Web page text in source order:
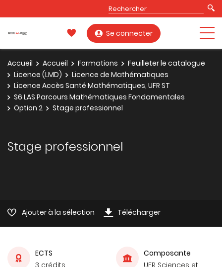
Se connecter
Accueil Accueil Formations
Feuilleter le catalogue
Licence (LMD)
Licence de Mathématiques
Licence Accès Santé Mathématiques, UFR ST
S6 LAS Parcours Mathématiques Fondamentales
Option 2
Stage professionnel
Stage professionnel
Ajouter à la sélection Télécharger
ECTS
3 crédits
Composante
UFR Sciences et